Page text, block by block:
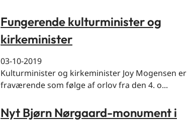
Fungerende kulturminister og
kirkeminister
03-10-2019
Kulturminister og kirkeminister Joy Mogensen er
fraværende som følge af orlov fra den 4. o...
Nyt Bjørn Nørgaard-monument i